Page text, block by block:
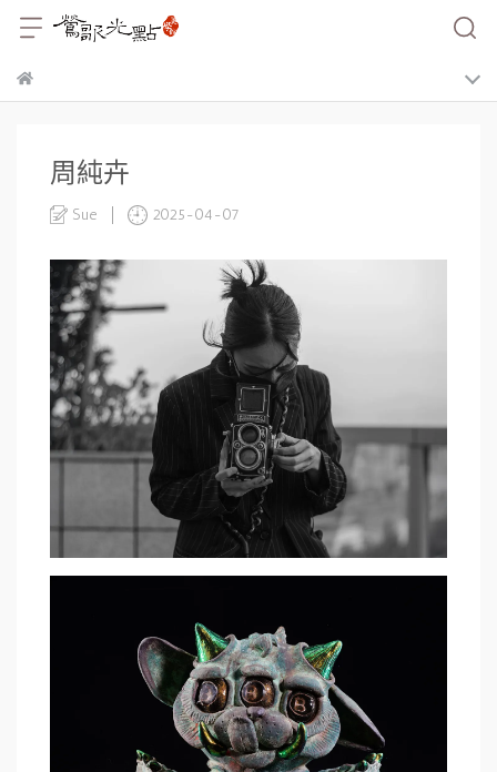
周純卉
Sue 2025-04-07